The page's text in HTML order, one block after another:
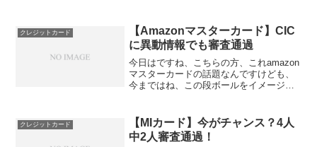
審査通りましたという方がおられまし
て、いわゆる温情発行てい...
クレジットカード
【Amazonマスターカード】CIC
に異動情報でも審査通過
今日はですね、こちらの方、これamazon
マスターカードの話題なんですけども、
今まではね、この段ボールをイメージし
かっこいい券面に生まれ変わったんです
ね。で、実際...
クレジットカード
【MIカード】今がチャンス？4人
中2人審査通過！